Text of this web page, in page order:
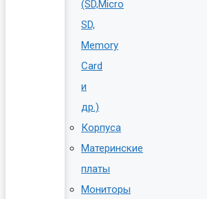
(SD,Micro
SD,
Memory
Card
и
др.)
Корпуса
Материнские
платы
Мониторы